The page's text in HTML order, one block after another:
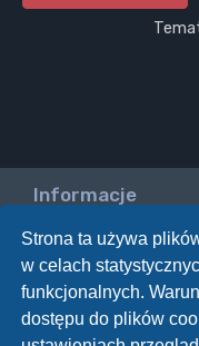
Strona ta używa
w celach
funkcjonalnych.
dostępu do plików
Informacje
Twoje uprawnienia
Nie możesztworzyć
Nie możesz